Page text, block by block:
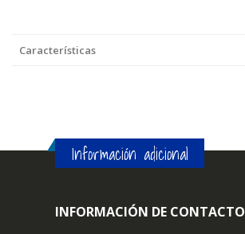
Características
Información adicional
INFORMACIÓN DE CONTACTO